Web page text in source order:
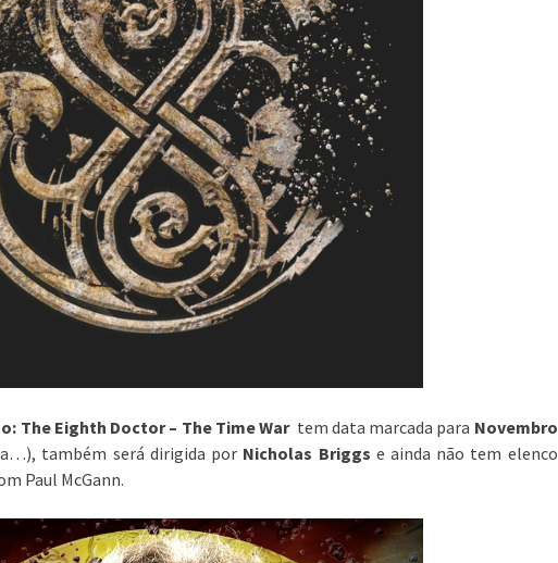
The Eighth Doctor – The Time War tem data marcada para Novembro
também será dirigida por Nicholas Briggs e ainda não tem elenco
Paul McGann.